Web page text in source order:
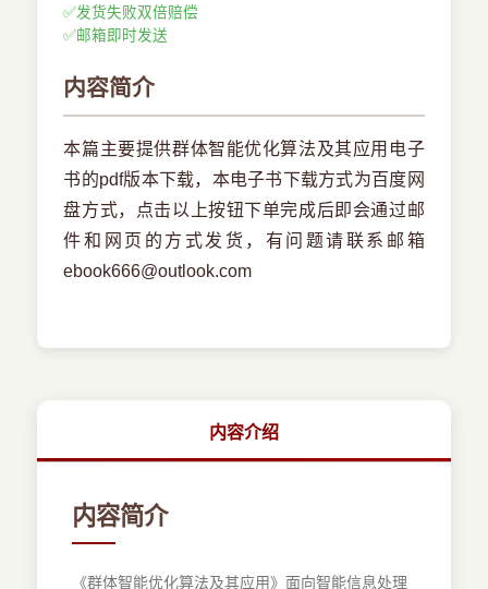
✅发货失败双倍赔偿
✅邮箱即时发送
内容简介
本篇主要提供群体智能优化算法及其应用电子
书的pdf版本下载，本电子书下载方式为百度网
盘方式，点击以上按钮下单完成后即会通过邮
件和网页的方式发货，有问题请联系邮箱
ebook666@outlook.com
内容介绍
内容简介
《群体智能优化算法及其应用》面向智能信息处理